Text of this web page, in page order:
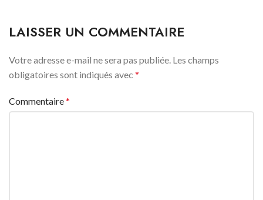
LAISSER UN COMMENTAIRE
Votre adresse e-mail ne sera pas publiée. Les champs
obligatoires sont indiqués avec *
Commentaire*